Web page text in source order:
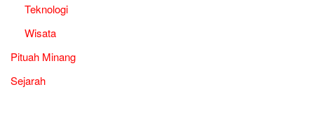
Teknologi
Wisata
Pituah Minang
Sejarah